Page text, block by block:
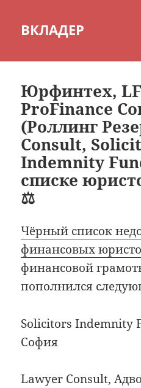
ВКЛАДЕР
Юрфинтех,
ProFinance
(Роллинг
Consult,
Indemnity
списке
⚖
Чёрный список
финансовых
финансовой
пополнился
Solicitors Indemnity
София
Lawyer Consult,